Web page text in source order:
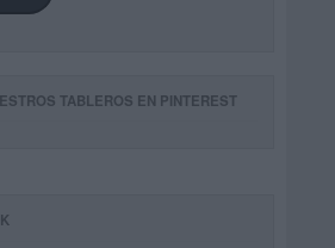
TABLEROS EN PINTEREST